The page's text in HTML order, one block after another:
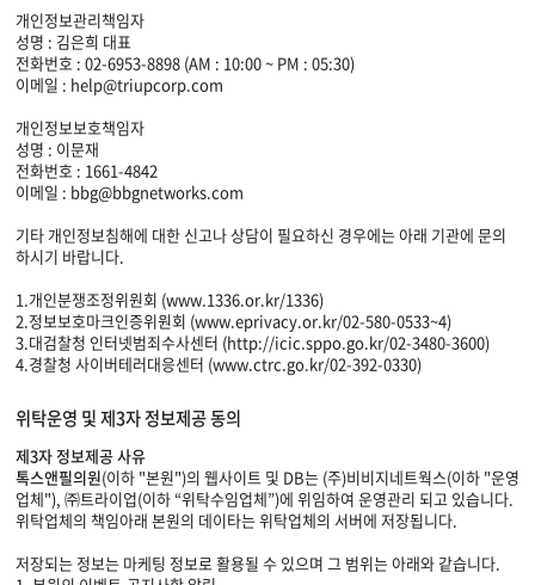
개인정보관리책임자
성명 : 김은희 대표
전화번호 : 02-6953-8898 (AM : 10:00 ~ PM : 05:30)
이메일 : help@triupcorp.com
개인정보보호책임자
성명 : 이문재
전화번호 : 1661-4842
이메일 : bbg@bbgnetworks.com
기타 개인정보침해에 대한 신고나 상담이 필요하신 경우에는 아래 기관에 문의
하시기 바랍니다.
1.개인분쟁조정위원회 (www.1336.or.kr/1336)
2.정보보호마크인증위원회 (www.eprivacy.or.kr/02-580-0533~4)
3.대검찰청 인터넷범죄수사센터 (http://icic.sppo.go.kr/02-3480-3600)
4.경찰청 사이버테러대응센터 (www.ctrc.go.kr/02-392-0330)
위탁운영 및 제3자 정보제공 동의
제3자 정보제공 사유
톡스앤필의원(이하 "본원")의 웹사이트 및 DB는 (주)비비지네트웍스(이하 "운영
업체"), ㈜트라이업(이하 “위탁수임업체”)에 위임하여 운영관리 되고 있습니다.
위탁업체의 책임아래 본원의 데이타는 위탁업체의 서버에 저장됩니다.
저장되는 정보는 마케팅 정보로 활용될 수 있으며 그 범위는 아래와 같습니다.